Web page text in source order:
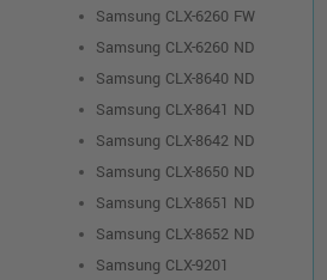
Samsung CLX-6260 FW
Samsung CLX-6260 ND
Samsung CLX-8640 ND
Samsung CLX-8641 ND
Samsung CLX-8642 ND
Samsung CLX-8650 ND
Samsung CLX-8651 ND
Samsung CLX-8652 ND
Samsung CLX-9201